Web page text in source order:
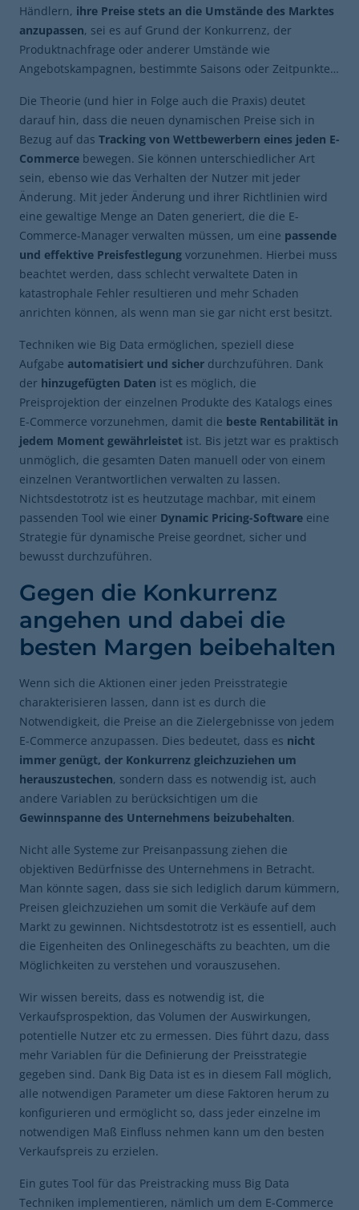
Händlern, ihre Preise stets an die Umstände des Marktes
anzupassen, sei es auf Grund der Konkurrenz, der
Produktnachfrage oder anderer Umstände wie
Angebotskampagnen, bestimmte Saisons oder Zeitpunkte…
Die Theorie (und hier in Folge auch die Praxis) deutet
darauf hin, dass die neuen dynamischen Preise sich in
Bezug auf das Tracking von Wettbewerbern eines jeden E-
Commerce bewegen. Sie können unterschiedlicher Art
sein, ebenso wie das Verhalten der Nutzer mit jeder
Änderung. Mit jeder Änderung und ihrer Richtlinien wird
eine gewaltige Menge an Daten generiert, die die E-
Commerce-Manager verwalten müssen, um eine passende
und effektive Preisfestlegung vorzunehmen. Hierbei muss
beachtet werden, dass schlecht verwaltete Daten in
katastrophale Fehler resultieren und mehr Schaden
anrichten können, als wenn man sie gar nicht erst besitzt.
Techniken wie Big Data ermöglichen, speziell diese
Aufgabe automatisiert und sicher durchzuführen. Dank
der hinzugefügten Daten ist es möglich, die
Preisprojektion der einzelnen Produkte des Katalogs eines
E-Commerce vorzunehmen, damit die beste Rentabilität in
jedem Moment gewährleistet ist. Bis jetzt war es praktisch
unmöglich, die gesamten Daten manuell oder von einem
einzelnen Verantwortlichen verwalten zu lassen.
Nichtsdestotrotz ist es heutzutage machbar, mit einem
passenden Tool wie einer Dynamic Pricing-Software eine
Strategie für dynamische Preise geordnet, sicher und
bewusst durchzuführen.
Gegen die Konkurrenz
angehen und dabei die
besten Margen beibehalten
Wenn sich die Aktionen einer jeden Preisstrategie
charakterisieren lassen, dann ist es durch die
Notwendigkeit, die Preise an die Zielergebnisse von jedem
E-Commerce anzupassen. Dies bedeutet, dass es nicht
immer genügt, der Konkurrenz gleichzuziehen um
herauszustechen, sondern dass es notwendig ist, auch
andere Variablen zu berücksichtigen um die
Gewinnspanne des Unternehmens beizubehalten.
Nicht alle Systeme zur Preisanpassung ziehen die
objektiven Bedürfnisse des Unternehmens in Betracht.
Man könnte sagen, dass sie sich lediglich darum kümmern,
Preisen gleichzuziehen um somit die Verkäufe auf dem
Markt zu gewinnen. Nichtsdestotrotz ist es essentiell, auch
die Eigenheiten des Onlinegeschäfts zu beachten, um die
Möglichkeiten zu verstehen und vorauszusehen.
Wir wissen bereits, dass es notwendig ist, die
Verkaufsprospektion, das Volumen der Auswirkungen,
potentielle Nutzer etc zu ermessen. Dies führt dazu, dass
mehr Variablen für die Definierung der Preisstrategie
gegeben sind. Dank Big Data ist es in diesem Fall möglich,
alle notwendigen Parameter um diese Faktoren herum zu
konfigurieren und ermöglicht so, dass jeder einzelne im
notwendigen Maß Einfluss nehmen kann um den besten
Verkaufspreis zu erzielen.
Ein gutes Tool für das Preistracking muss Big Data
Techniken implementieren, nämlich um dem E-Commerce